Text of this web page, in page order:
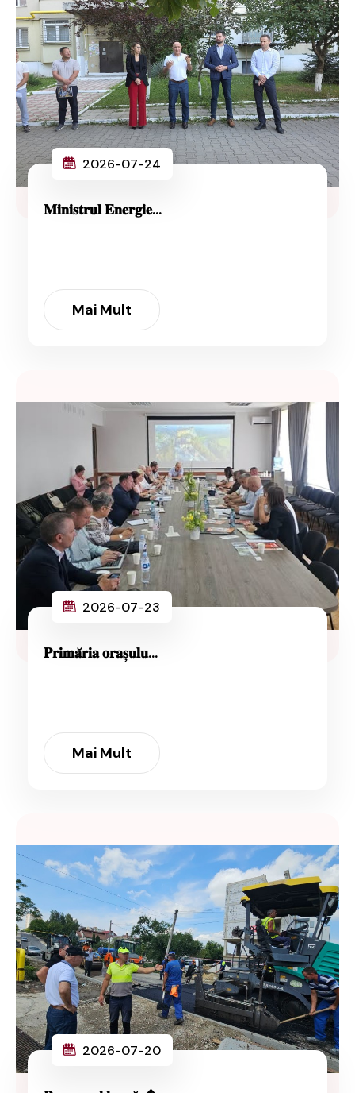
2026-07-24
𝐌𝐢𝐧𝐢𝐬𝐭𝐫𝐮𝐥 𝐄𝐧𝐞𝐫𝐠𝐢𝐞...
Mai Mult
2026-07-23
𝐏𝐫𝐢𝐦𝐚̆𝐫𝐢𝐚 𝐨𝐫𝐚𝐬̦𝐮𝐥𝐮...
Mai Mult
2026-07-20